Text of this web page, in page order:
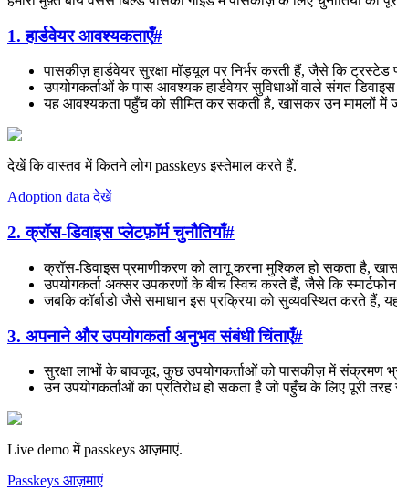
1. हार्डवेयर आवश्यकताएँ#
पासकीज़ हार्डवेयर सुरक्षा मॉड्यूल पर निर्भर करती हैं, जैसे कि
उपयोगकर्ताओं के पास आवश्यक हार्डवेयर सुविधाओं वाले संगत डिवाइस
यह आवश्यकता पहुँच को सीमित कर सकती है, खासकर उन मामलों में
देखें कि वास्तव में कितने लोग passkeys इस्तेमाल करते हैं.
Adoption data देखें
2. क्रॉस-डिवाइस प्लेटफ़ॉर्म चुनौतियाँ#
क्रॉस-डिवाइस प्रमाणीकरण को लागू करना मुश्किल हो सकता है,
उपयोगकर्ता अक्सर उपकरणों के बीच स्विच करते हैं, जैसे कि
जबकि कॉर्बाडो जैसे समाधान इस प्रक्रिया को सुव्यवस्थित करते हैं,
3. अपनाने और उपयोगकर्ता अनुभव संबंधी चिंताएँ#
सुरक्षा लाभों के बावजूद, कुछ उपयोगकर्ताओं को पासकीज़ में संक्रमण
उन उपयोगकर्ताओं का प्रतिरोध हो सकता है जो पहुँच के लिए पूरी तरह
Live demo में passkeys आज़माएं.
Passkeys आज़माएं